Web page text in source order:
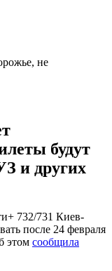
будут
и других
732/731 Киев-
после 24 февраля
этом сообщила